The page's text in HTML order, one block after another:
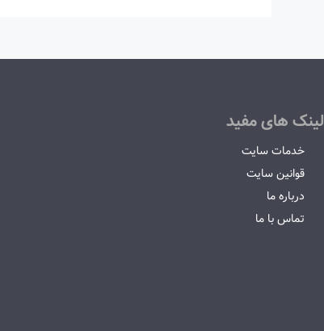
لینک های مفید
خدمات سایت
قوانین سایت
درباره ما
تماس با ما